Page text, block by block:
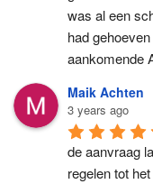
was al een
had
aankomende
Maik Achten
3 years ago
de aanvraag
regelen tot